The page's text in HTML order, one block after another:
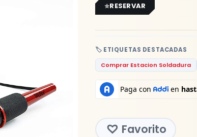
🏷️ ETIQUETAS DESTACADAS
Comprar Estacion Soldadura
RESERVAR
Favorito